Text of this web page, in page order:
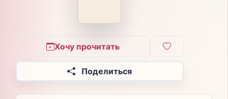
Хочу прочитать
Поделиться